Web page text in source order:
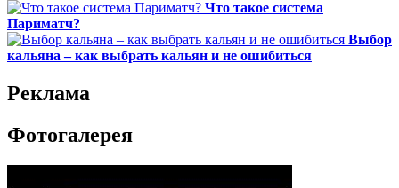
Что такое система
Париматч?
Выбор
кальяна – как выбрать кальян и не ошибиться
Реклама
Фотогалерея